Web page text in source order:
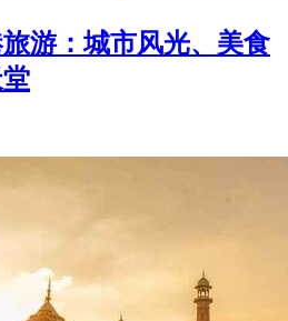
游：城市风光、美食